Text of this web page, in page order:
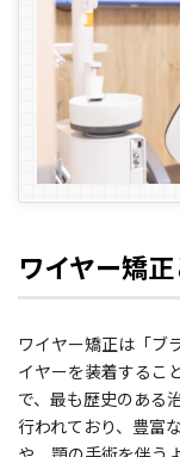
ワイヤー矯
ワイヤー矯正は「ブ
イヤーを装着するこ
で、最も歴史のある
行われており、豊富